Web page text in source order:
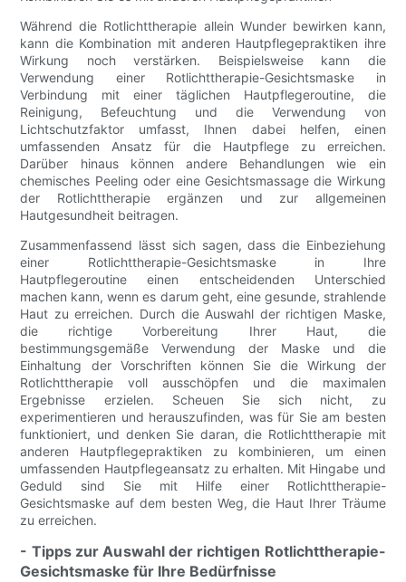
Während die Rotlichttherapie allein Wunder bewirken kann,
kann die Kombination mit anderen Hautpflegepraktiken ihre
Wirkung noch verstärken. Beispielsweise kann die
Verwendung einer Rotlichttherapie-Gesichtsmaske in
Verbindung mit einer täglichen Hautpflegeroutine, die
Reinigung, Befeuchtung und die Verwendung von
Lichtschutzfaktor umfasst, Ihnen dabei helfen, einen
umfassenden Ansatz für die Hautpflege zu erreichen.
Darüber hinaus können andere Behandlungen wie ein
chemisches Peeling oder eine Gesichtsmassage die Wirkung
der Rotlichttherapie ergänzen und zur allgemeinen
Hautgesundheit beitragen.
Zusammenfassend lässt sich sagen, dass die Einbeziehung
einer Rotlichttherapie-Gesichtsmaske in Ihre
Hautpflegeroutine einen entscheidenden Unterschied
machen kann, wenn es darum geht, eine gesunde, strahlende
Haut zu erreichen. Durch die Auswahl der richtigen Maske,
die richtige Vorbereitung Ihrer Haut, die
bestimmungsgemäße Verwendung der Maske und die
Einhaltung der Vorschriften können Sie die Wirkung der
Rotlichttherapie voll ausschöpfen und die maximalen
Ergebnisse erzielen. Scheuen Sie sich nicht, zu
experimentieren und herauszufinden, was für Sie am besten
funktioniert, und denken Sie daran, die Rotlichttherapie mit
anderen Hautpflegepraktiken zu kombinieren, um einen
umfassenden Hautpflegeansatz zu erhalten. Mit Hingabe und
Geduld sind Sie mit Hilfe einer Rotlichttherapie-
Gesichtsmaske auf dem besten Weg, die Haut Ihrer Träume
zu erreichen.
- Tipps zur Auswahl der richtigen Rotlichttherapie-
Gesichtsmaske für Ihre Bedürfnisse